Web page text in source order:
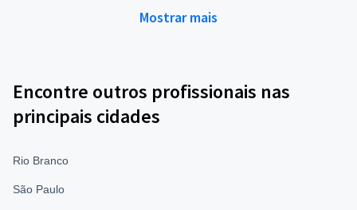
Mostrar mais
Encontre outros profissionais nas
principais cidades
Rio Branco
São Paulo